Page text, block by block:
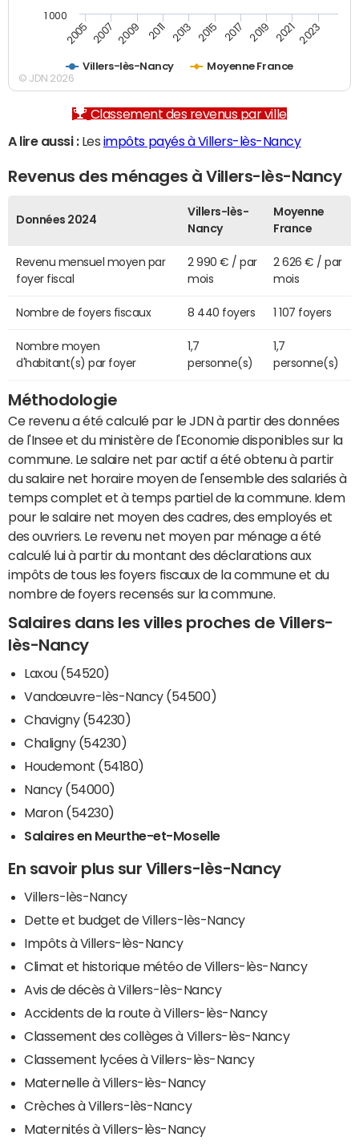
Villers-lès-Nancy Moyenne France
2005 2007 2009 2011 2013 2015 2017 2019 2021 2023
1 000
© JDN 2026
Classement des revenus par ville
A lire aussi :Les impôts payés à Villers-lès-Nancy
Revenus des ménages à Villers-lès-Nancy
Données 2024
Villers-lès-
Nancy
Moyenne
France
Revenu mensuel moyen par
foyer fiscal
2 990 € / par
mois
2 626 € / par
mois
Nombre de foyers fiscaux 8 440 foyers 1 107 foyers
Nombre moyen
d'habitant(s) par foyer
1,7
personne(s)
1,7
personne(s)
Méthodologie
Ce revenu a été calculé par le JDN à partir des données
de l'Insee et du ministère de l'Economie disponibles sur la
commune. Le salaire net par actif a été obtenu à partir
du salaire net horaire moyen de l'ensemble des salariés à
temps complet et à temps partiel de la commune. Idem
pour le salaire net moyen des cadres, des employés et
des ouvriers. Le revenu net moyen par ménage a été
calculé lui à partir du montant des déclarations aux
impôts de tous les foyers fiscaux de la commune et du
nombre de foyers recensés sur la commune.
Salaires dans les villes proches de Villers-
lès-Nancy
Laxou (54520)
Vandœuvre-lès-Nancy (54500)
Chavigny (54230)
Chaligny (54230)
Houdemont (54180)
Nancy (54000)
Maron (54230)
Salaires en Meurthe-et-Moselle
En savoir plus sur Villers-lès-Nancy
Villers-lès-Nancy
Dette et budget de Villers-lès-Nancy
Impôts à Villers-lès-Nancy
Climat et historique météo de Villers-lès-Nancy
Avis de décès à Villers-lès-Nancy
Accidents de la route à Villers-lès-Nancy
Classement des collèges à Villers-lès-Nancy
Classement lycées à Villers-lès-Nancy
Maternelle à Villers-lès-Nancy
Crèches à Villers-lès-Nancy
Maternités à Villers-lès-Nancy